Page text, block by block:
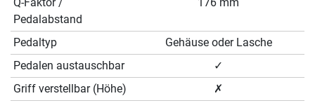
Q-Faktor /
Pedalabstand
176 mm
Pedaltyp
Gehäuse oder Lasche
Pedalen austauschbar
✓
Griff verstellbar (Höhe)
✗